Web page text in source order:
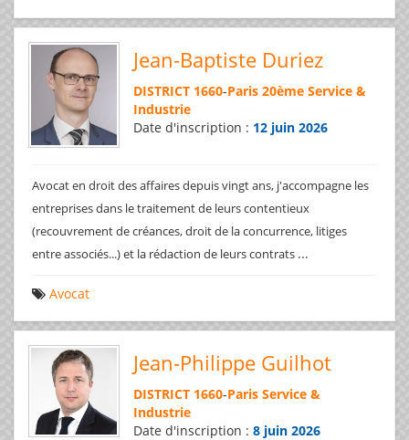
Jean-Baptiste Duriez
DISTRICT 1660-Paris 20ème Service &
Industrie
Date d'inscription : 12 juin 2026
Avocat en droit des affaires depuis vingt ans, j'accompagne les
entreprises dans le traitement de leurs contentieux
(recouvrement de créances, droit de la concurrence, litiges
entre associés...) et la rédaction de leurs contrats ...
Avocat
Jean-Philippe Guilhot
DISTRICT 1660-Paris Service &
Industrie
Date d'inscription : 8 juin 2026